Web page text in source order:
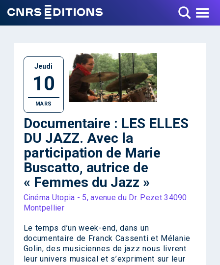
Toggle Menu
Jeudi
10
MARS
Documentaire : LES ELLES
DU JAZZ. Avec la
participation de Marie
Buscatto, autrice de
« Femmes du Jazz »
Cinéma Utopia - 5, avenue du Dr. Pezet 34090
Montpellier
Le temps d’un week-end, dans un
documentaire de Franck Cassenti et Mélanie
Golin, des musiciennes de jazz nous livrent
leur univers musical et s’expriment sur leur